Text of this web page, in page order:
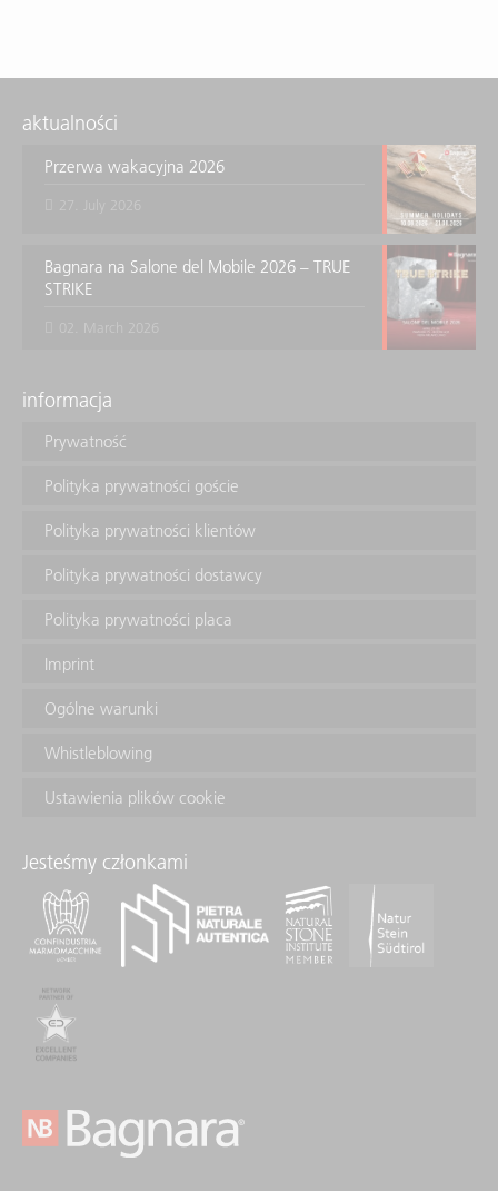
aktualności
Przerwa wakacyjna 2026
Bagnara na Salone del Mobile 2026 – TRUE
STRIKE
informacja
Prywatność
Polityka prywatności goście
Polityka prywatności klientów
Polityka prywatności dostawcy
Polityka prywatności placa
Imprint
Ogólne warunki
Whistleblowing
Ustawienia plików cookie
Jesteśmy członkami